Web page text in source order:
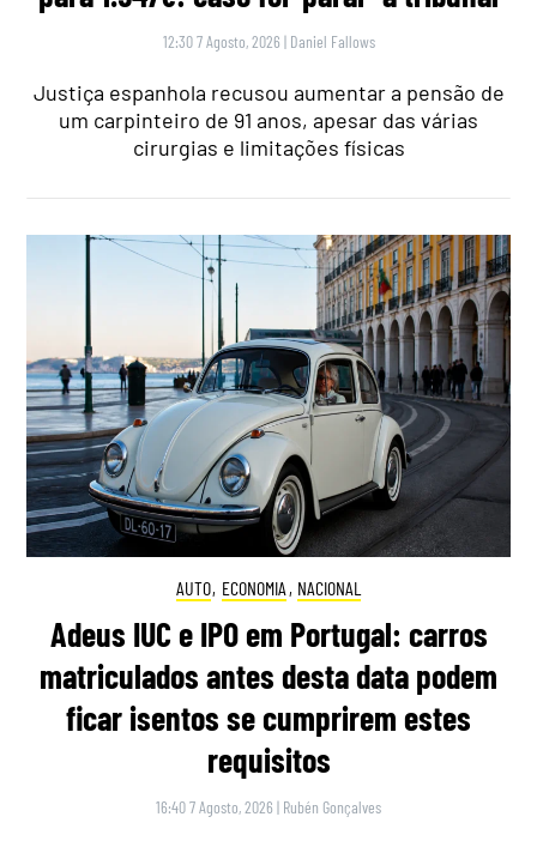
12:30 7 Agosto, 2026 | Daniel Fallows
Justiça espanhola recusou aumentar a pensão de
um carpinteiro de 91 anos, apesar das várias
cirurgias e limitações físicas
AUTO, ECONOMIA , NACIONAL
Adeus IUC e IPO em Portugal: carros
matriculados antes desta data podem
ficar isentos se cumprirem estes
requisitos
16:40 7 Agosto, 2026 | Rubén Gonçalves